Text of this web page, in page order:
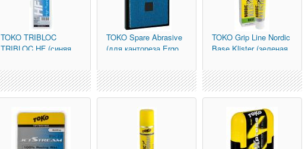
TOKO TRIBLOC
TRIBLOC HF (синяя,
TOKO Spare Abrasive
(для кантореза Ergo
TOKO Grip Line Nordic
Base Klister (зеленая